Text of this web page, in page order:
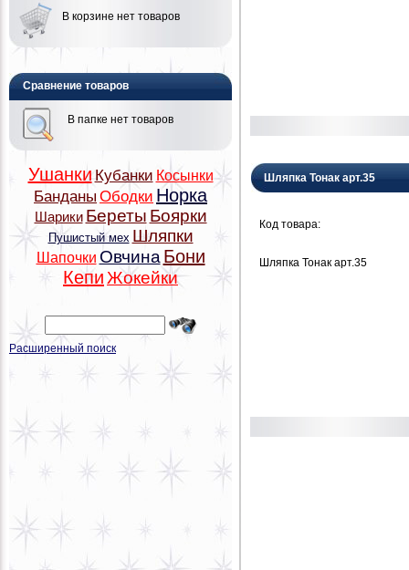
В корзине нет товаров
Сравнение товаров
В папке нет товаров
Ушанки Кубанки Косынки
Банданы Ободки Норка
Шарики Береты Боярки
Пушистый мех Шляпки
Шапочки Овчина Бони
Кепи Жокейки
Расширенный поиск
Шляпка Тонак арт.35
Код товара:
Шляпка Тонак арт.35